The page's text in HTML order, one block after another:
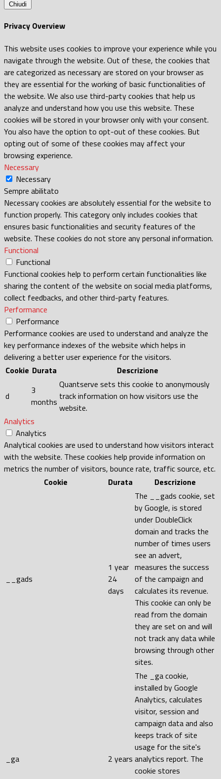
Chiudi
Privacy Overview
This website uses cookies to improve your experience while you
navigate through the website. Out of these, the cookies that
are categorized as necessary are stored on your browser as
they are essential for the working of basic functionalities of
the website. We also use third-party cookies that help us
analyze and understand how you use this website. These
cookies will be stored in your browser only with your consent.
You also have the option to opt-out of these cookies. But
opting out of some of these cookies may affect your
browsing experience.
Necessary
Necessary
Sempre abilitato
Necessary cookies are absolutely essential for the website to
function properly. This category only includes cookies that
ensures basic functionalities and security features of the
website. These cookies do not store any personal information.
Functional
Functional
Functional cookies help to perform certain functionalities like
sharing the content of the website on social media platforms,
collect feedbacks, and other third-party features.
Performance
Performance
Performance cookies are used to understand and analyze the
key performance indexes of the website which helps in
delivering a better user experience for the visitors.
Cookie Durata Descrizione
d
3
months
Quantserve sets this cookie to anonymously
track information on how visitors use the
website.
Analytics
Analytics
Analytical cookies are used to understand how visitors interact
with the website. These cookies help provide information on
metrics the number of visitors, bounce rate, traffic source, etc.
Cookie
Durata Descrizione
__gads
1 year
24
days
The __gads cookie, set
by Google, is stored
under DoubleClick
domain and tracks the
number of times users
see an advert,
measures the success
of the campaign and
calculates its revenue.
This cookie can only be
read from the domain
they are set on and will
not track any data while
browsing through other
sites.
_ga 2 years
The _ga cookie,
installed by Google
Analytics, calculates
visitor, session and
campaign data and also
keeps track of site
usage for the site's
analytics report. The
cookie stores